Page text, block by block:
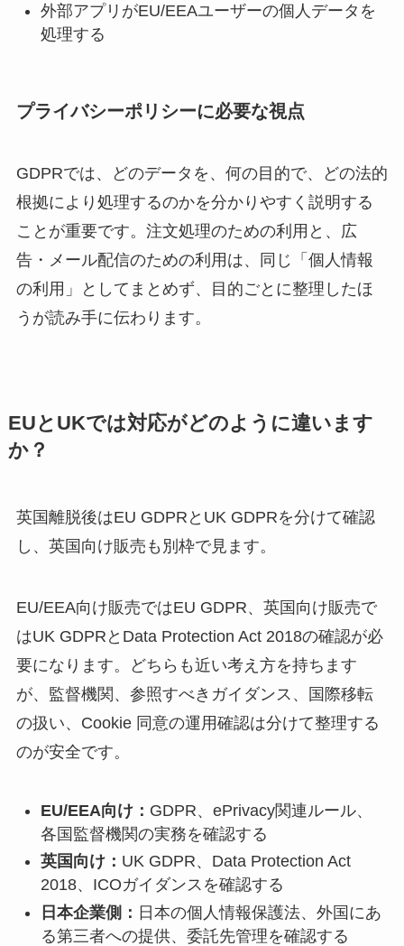
外部アプリがEU/EEAユーザーの個人データを
処理する
プライバシーポリシーに必要な視点
GDPRでは、どのデータを、何の目的で、どの法的
根拠により処理するのかを分かりやすく説明する
ことが重要です。注文処理のための利用と、広
告・メール配信のための利用は、同じ「個人情報
の利用」としてまとめず、目的ごとに整理したほ
うが読み手に伝わります。
EUとUKでは対応がどのように違います
か？
英国離脱後はEU GDPRとUK GDPRを分けて確認
し、英国向け販売も別枠で見ます。
EU/EEA向け販売ではEU GDPR、英国向け販売で
はUK GDPRとData Protection Act 2018の確認が必
要になります。どちらも近い考え方を持ちます
が、監督機関、参照すべきガイダンス、国際移転
の扱い、Cookie 同意の運用確認は分けて整理する
のが安全です。
EU/EEA向け： GDPR、ePrivacy関連ルール、
各国監督機関の実務を確認する
英国向け： UK GDPR、Data Protection Act
2018、ICOガイダンスを確認する
日本企業側： 日本の個人情報保護法、外国にあ
る第三者への提供、委託先管理を確認する